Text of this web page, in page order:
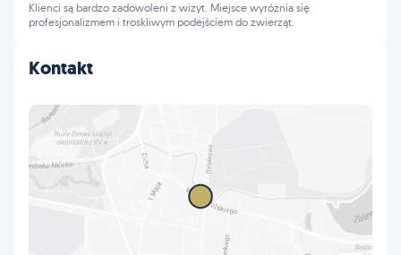
Kontakt
Klienci są bardzo zadowoleni z wizyt. Miejsce wyróżnia się
profesjonalizmem i troskliwym podejściem do zwierząt.